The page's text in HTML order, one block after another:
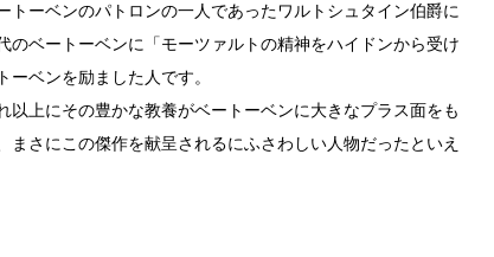
トーベンのパトロンの一人であったワルトシュタイン伯爵に
のベートーベンに「モーツァルトの精神をハイドンから受け
ベンを励ました人です。
上にその豊かな教養がベートーベンに大きなプラス面をも
さにこの傑作を献呈されるにふさわしい人物だったといえ